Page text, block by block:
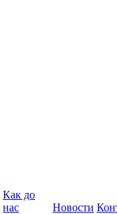
Как до
нас
Новости